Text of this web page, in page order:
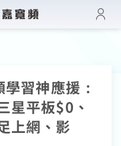
進度查詢
習神應援：
星平板$0、
上網、影